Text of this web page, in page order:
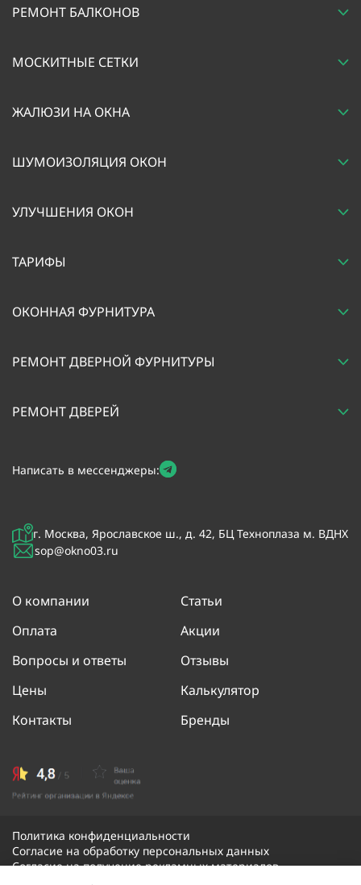
г. Москва, Ярославское ш., д. 42, БЦ Техноплаза м. ВДНХ
sop@okno03.ru
О компании
Статьи
Оплата
Акции
Вопросы и ответы
Отзывы
Цены
Калькулятор
Контакты
Бренды
Написать в мессенджеры:
РЕМОНТ БАЛКОНОВ
МОСКИТНЫЕ СЕТКИ
ЖАЛЮЗИ НА ОКНА
ШУМОИЗОЛЯЦИЯ ОКОН
УЛУЧШЕНИЯ ОКОН
ТАРИФЫ
ОКОННАЯ ФУРНИТУРА
РЕМОНТ ДВЕРНОЙ ФУРНИТУРЫ
РЕМОНТ ДВЕРЕЙ
Политика конфиденциальности
Согласие на обработку персональных данных
Согласие на получение рекламных материалов